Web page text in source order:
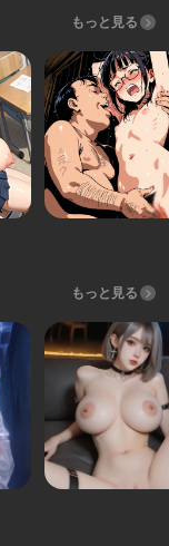
もっと見る
もっと見る